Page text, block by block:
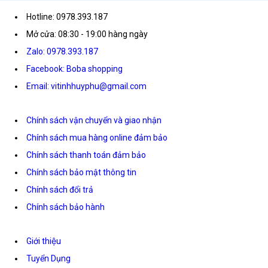
Hotline: 0978.393.187
Mở cửa: 08:30 - 19:00 hàng ngày
Zalo: 0978.393.187
Facebook: Boba shopping
Email: vitinhhuyphu@gmail.com
Chính sách vận chuyển và giao nhận
Chính sách mua hàng online đảm bảo
Chính sách thanh toán đảm bảo
Chính sách bảo mật thông tin
Chính sách đổi trả
Chính sách bảo hành
Giới thiệu
Tuyển Dụng